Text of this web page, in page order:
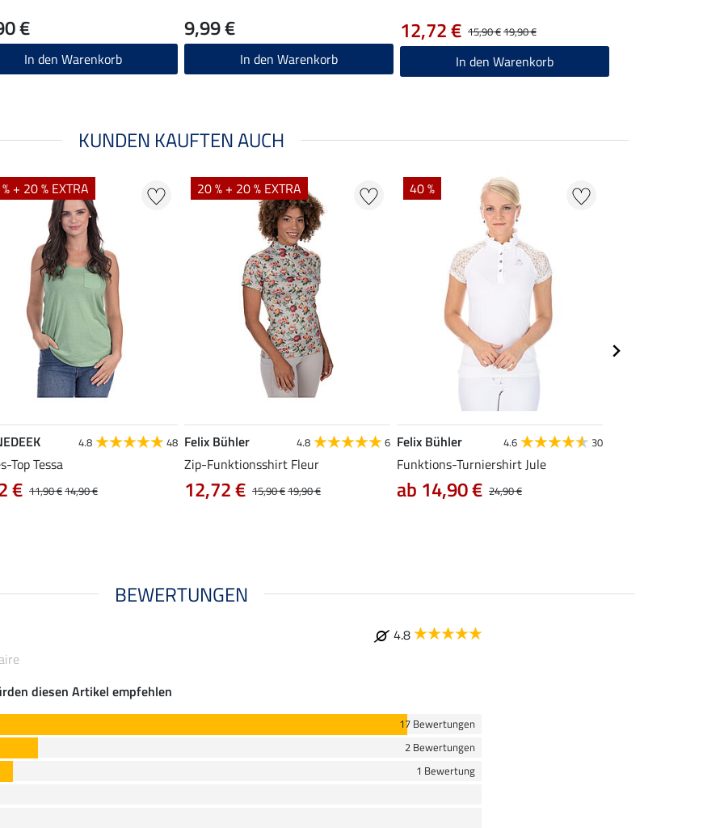
€
In den Warenkorb
9,99 €
In den Warenkorb
15,90 €19,90 €
12,72 €
In den Warenkorb
KUNDEN KAUFTEN AUCH
+ 20 % EXTRA
4.8 48
Top Tessa
11,90 €14,90 €
€
20 % + 20 % EXTRA
Felix Bühler 4.8 6
Zip-Funktionsshirt Fleur
15,90 €19,90 €
12,72 €
40 %
Felix Bühler 4.6 30
Funktions-Turniershirt Jule
24,90 €
ab 14,90 €
BEWERTUNGEN
4.8
diesen Artikel empfehlen
17 Bewertungen
2 Bewertungen
1 Bewertung